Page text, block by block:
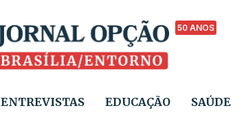
50 ANOS
ENTREVISTAS EDUCAÇÃO SAÚDE